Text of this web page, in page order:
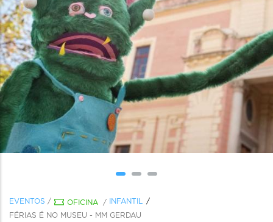
EVENTOS / OFICINA /
INFANTIL
FÉRIAS É NO MUSEU - MM GERDAU